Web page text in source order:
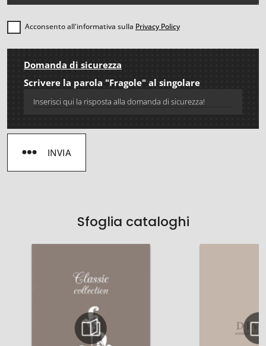
Sfoglia cataloghi
Acconsento all'informativa sulla Privacy Policy
Domanda di sicurezza
Scrivere la parola "Fragole" al singolare
INVIA